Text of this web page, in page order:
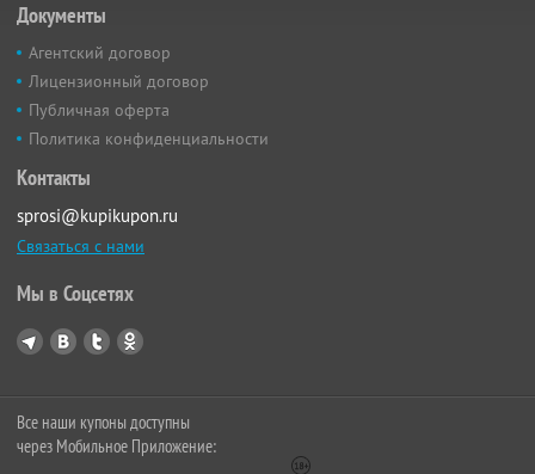
Документы
Агентский договор
Лицензионный договор
Публичная оферта
Политика конфиденциальности
Контакты
sprosi@kupikupon.ru
Связаться с нами
Мы в Соцсетях
Все наши купоны доступны
через Мобильное Приложение: